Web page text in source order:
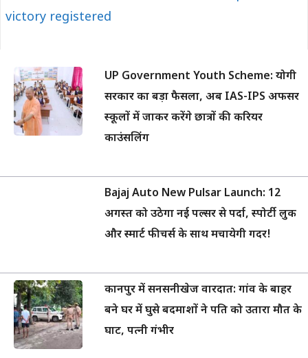
victory registered
UP Government Youth Scheme: योगी
सरकार का बड़ा फैसला, अब IAS-IPS अफसर
स्कूलों में जाकर करेंगे छात्रों की करियर
काउंसलिंग
Bajaj Auto New Pulsar Launch: 12
अगस्त को उठेगा नई पल्सर से पर्दा, स्पोर्टी लुक
और स्मार्ट फीचर्स के साथ मचायेगी गदर!
कानपुर में सनसनीखेज वारदात: गांव के बाहर
बने घर में घुसे बदमाशों ने पति को उतारा मौत के
घाट, पत्नी गंभीर